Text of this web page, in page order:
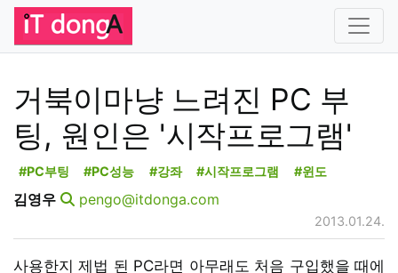
거북이마냥 느려진 PC 부
팅, 원인은 '시작프로그램'
#PC부팅 #PC성능 #강좌 #시작프로그램 #윈도
김영우 pengo@itdonga.com
2013.01.24.
사용한지 제법 된 PC라면 아무래도 처음 구입했을 때에